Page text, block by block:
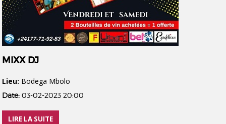
MIXX DJ
Lieu: Bodega Mbolo
Date: 03-02-2023 20:00
LIRE LA SUITE